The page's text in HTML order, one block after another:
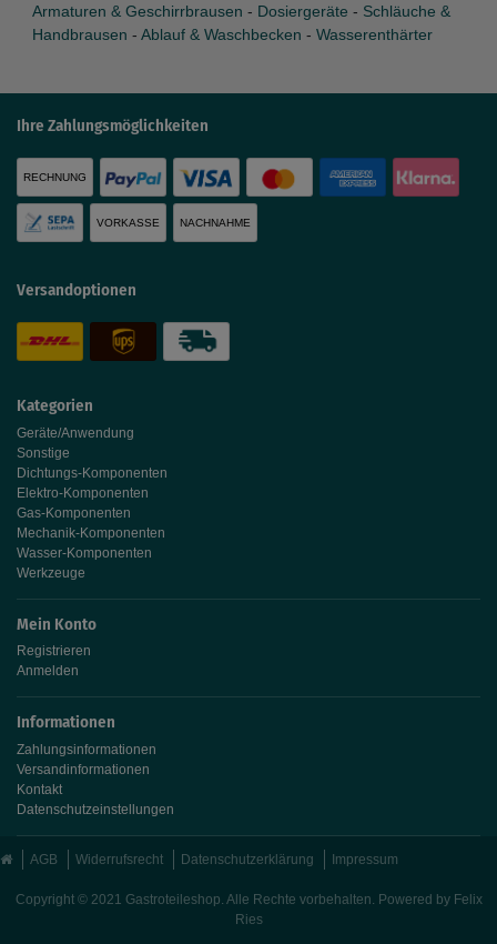
Armaturen & Geschirrbrausen - Dosiergeräte - Schläuche &
Handbrausen - Ablauf & Waschbecken - Wasserenthärter
Kategorien
Geräte/Anwendung
Sonstige
Dichtungs-Komponenten
Elektro-Komponenten
Gas-Komponenten
Mechanik-Komponenten
Wasser-Komponenten
Werkzeuge
Mein Konto
Registrieren
Anmelden
Informationen
Zahlungsinformationen
Versandinformationen
Kontakt
Datenschutzeinstellungen
Ihre Zahlungsmöglichkeiten
RECHNUNG
VORKASSE NACHNAHME
Versandoptionen
AGB Widerrufsrecht Datenschutzerklärung Impressum
Copyright © 2021 Gastroteileshop. Alle Rechte vorbehalten. Powered by Felix
Ries